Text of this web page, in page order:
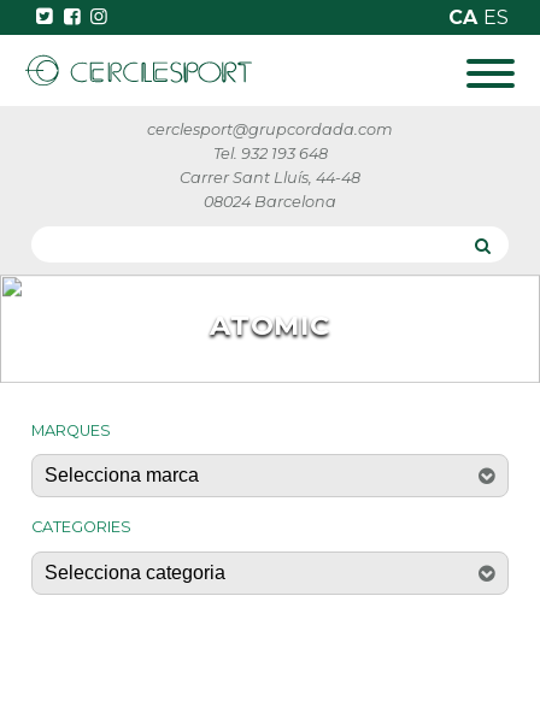
CA ES
cerclesport@grupcordada.com
Tel. 932 193 648
Carrer Sant Lluís, 44-48
08024 Barcelona
ATOMIC
MARQUES
CATEGORIES